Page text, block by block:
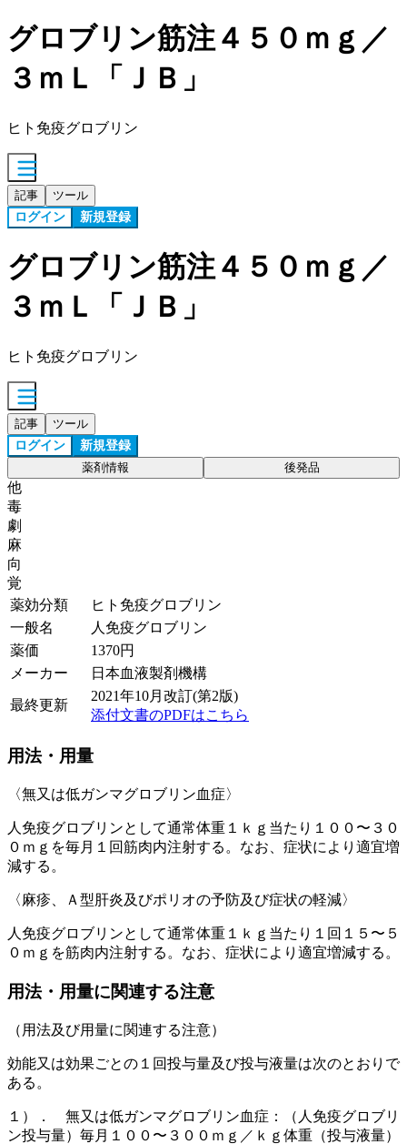
グロブリン筋注４５０ｍｇ／
３ｍＬ「ＪＢ」
ヒト免疫グロブリン
記事 ツール
ログイン 新規登録
グロブリン筋注４５０ｍｇ／
３ｍＬ「ＪＢ」
ヒト免疫グロブリン
記事 ツール
ログイン 新規登録
薬剤情報 後発品
他
毒
劇
麻
向
覚
薬効分類
ヒト免疫グロブリン
一般名
人免疫グロブリン
薬価
1370円
メーカー
日本血液製剤機構
最終更新
2021年10月改訂(第2版)
添付文書のPDFはこちら
用法・用量
〈無又は低ガンマグロブリン血症〉
人免疫グロブリンとして通常体重１ｋｇ当たり１００〜３０
０ｍｇを毎月１回筋肉内注射する。なお、症状により適宜増
減する。
〈麻疹、Ａ型肝炎及びポリオの予防及び症状の軽減〉
人免疫グロブリンとして通常体重１ｋｇ当たり１回１５〜５
０ｍｇを筋肉内注射する。なお、症状により適宜増減する。
用法・用量に関連する注意
（用法及び用量に関連する注意）
効能又は効果ごとの１回投与量及び投与液量は次のとおりで
ある。
１）． 無又は低ガンマグロブリン血症：（人免疫グロブリ
ン投与量）毎月１００〜３００ｍｇ／ｋｇ体重（投与液量）